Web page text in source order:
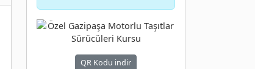
QR Kodu indir